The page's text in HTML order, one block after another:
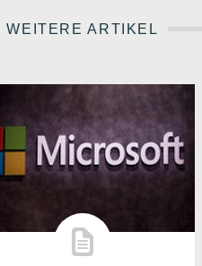
WEITERE ARTIKEL